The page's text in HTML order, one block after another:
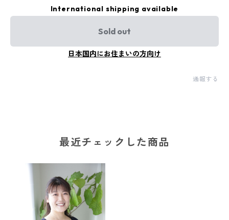
International shipping available
Sold out
日本国内にお住まいの方向け
通報する
最近チェックした商品